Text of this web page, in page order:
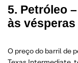
5. Petróleo
às vésperas
O preço do barril de